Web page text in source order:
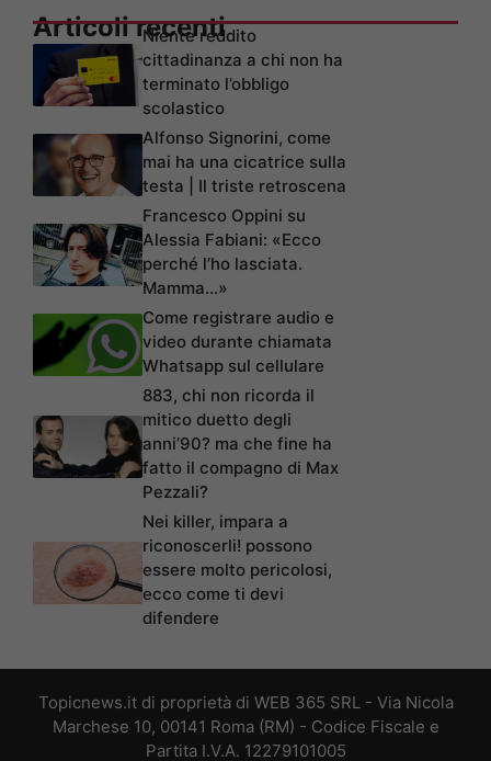
Articoli recenti
Niente reddito
cittadinanza a chi non ha
terminato l’obbligo
scolastico
Alfonso Signorini, come
mai ha una cicatrice sulla
testa | Il triste retroscena
Francesco Oppini su
Alessia Fabiani: «Ecco
perché l’ho lasciata.
Mamma…»
Come registrare audio e
video durante chiamata
Whatsapp sul cellulare
883, chi non ricorda il
mitico duetto degli
anni’90? ma che fine ha
fatto il compagno di Max
Pezzali?
Nei killer, impara a
riconoscerli! possono
essere molto pericolosi,
ecco come ti devi
difendere
Topicnews.it di proprietà di WEB 365 SRL - Via Nicola
Marchese 10, 00141 Roma (RM) - Codice Fiscale e
Partita I.V.A. 12279101005